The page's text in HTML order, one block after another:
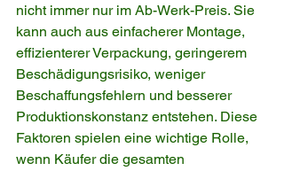
nicht immer nur im Ab-Werk-Preis. Sie
kann auch aus einfacherer Montage,
effizienterer Verpackung, geringerem
Beschädigungsrisiko, weniger
Beschaffungsfehlern und besserer
Produktionskonstanz entstehen. Diese
Faktoren spielen eine wichtige Rolle,
wenn Käufer die gesamten